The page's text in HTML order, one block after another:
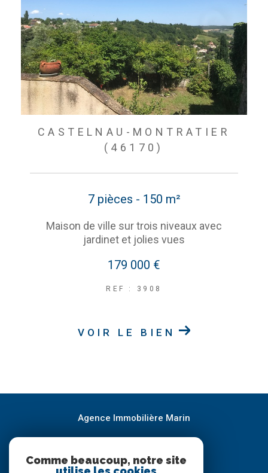
CASTELNAU-MONTRATIER
(46170)
7 pièces - 150 m²
Maison de ville sur trois niveaux avec
jardinet et jolies vues
179 000 €
REF : 3908
VOIR LE BIEN
Agence Immobilière Marin
geoffroy@immobilier-marin.com
Comme beaucoup, notre site